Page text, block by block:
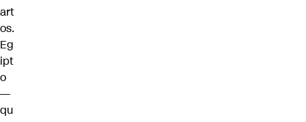
art
os.
Eg
ipt
o
—
qu